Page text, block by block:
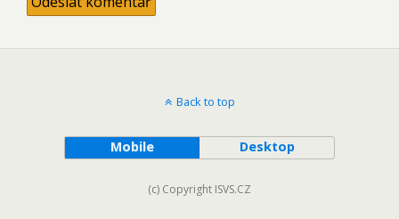
Back to top
Mobile Desktop
(c) Copyright ISVS.CZ